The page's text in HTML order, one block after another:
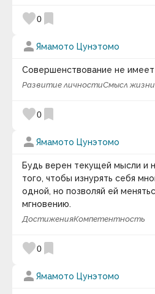
Алан Гут
Алан Малалли
Александр Блок
Александр Васильевич
Александр Владимирович
Александр Герцен
Александр Дюма
Александр Иванович
Александр Македонский
Александр Марков
Александр Скрябин
Александра Коллонтай
Алексей Николаевич
Алексей Николаевич
Алексис Токвиль
Алессандро д`Авения
Алико Данготе
favorite0 bookmark
person Ямамото Цунэтомо
Совершенствование не имеет
Развитие личностиСмысл
favorite0 bookmark
person Ямамото Цунэтомо
Будь верен текущей мысли и
того, чтобы изнурять себя
одной, но позволяй ей
мгновению.
ДостиженияКомпетентность
favorite0 bookmark
person Ямамото Цунэтомо
самосознание
Прикладная этика
поведение
Видео дня
компьютер.